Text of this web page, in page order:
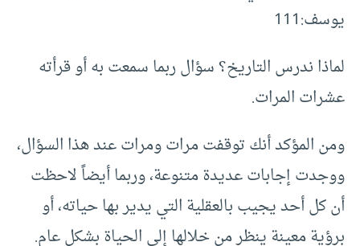
يوسف:111
لماذا ندرس التاريخ؟ سؤال ربما سمعت به أو قرأته
عشرات المرات.
ومن المؤكد أنك توقفت مرات ومرات عند هذا السؤال،
ووجدت إجابات عديدة متنوعة، وربما أيضاً لاحظت
أن كل أحد يجيب بالعقلية التي يدير بها حياته، أو
برؤية معينة ينظر من خلالها إلى الحياة بشكل عام.